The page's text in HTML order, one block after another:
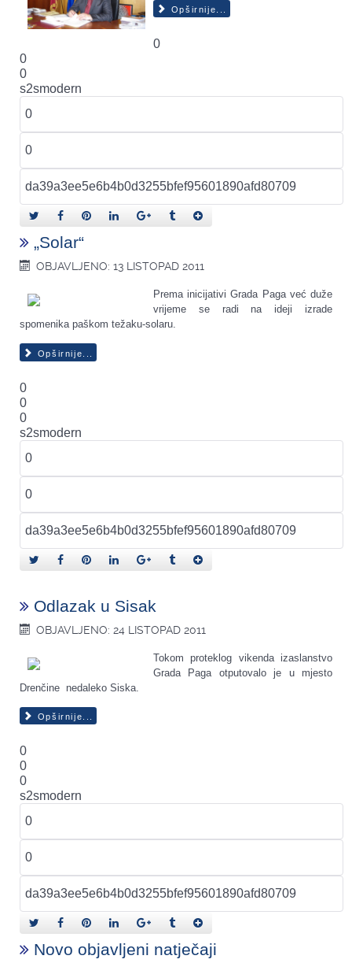
Opširnije...
0
0
0
s2smodern
„Solar“
OBJAVLJENO: 13 LISTOPAD 2011
Prema inicijativi Grada Paga već duže
vrijeme se radi na ideji izrade
spomenika paškom težaku-solaru.
Opširnije...
0
0
0
s2smodern
Odlazak u Sisak
OBJAVLJENO: 24 LISTOPAD 2011
Tokom proteklog vikenda izaslanstvo
Grada Paga otputovalo je u mjesto
Drenčine nedaleko Siska.
Opširnije...
0
0
0
s2smodern
Novo objavljeni natječaji